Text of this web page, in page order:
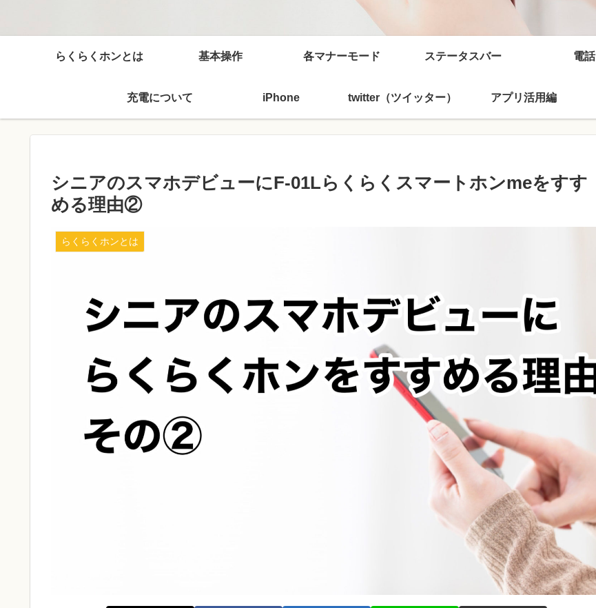
らくらくホンとは 基本操作 各マナーモード ステータスバー 電話
充電について iPhone twitter（ツイッター） アプリ活用編
シニアのスマホデビューにF-01Lらくらくスマートホンmeをすす
める理由②
らくらくホンとは